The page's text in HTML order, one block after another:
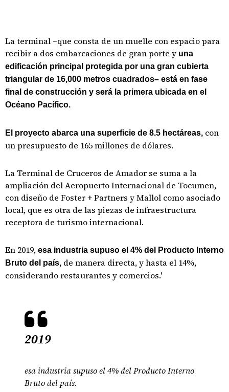
La terminal –que consta de un muelle con espacio para
recibir a dos embarcaciones de gran porte y una
edificación principal protegida por una gran cubierta
triangular de 16,000 metros cuadrados– está en fase
final de construcción y será la primera ubicada en el
Océano Pacífico.
El proyecto abarca una superficie de 8.5 hectáreas, con
un presupuesto de 165 millones de dólares.
La Terminal de Cruceros de Amador se suma a la
ampliación del Aeropuerto Internacional de Tocumen,
con diseño de Foster + Partners y Mallol como asociado
local, que es otra de las piezas de infraestructura
receptora de turismo internacional.
En 2019, esa industria supuso el 4% del Producto Interno
Bruto del país, de manera directa, y hasta el 14%,
considerando restaurantes y comercios.'
2019
esa industria supuso el 4% del Producto Interno
Bruto del país.